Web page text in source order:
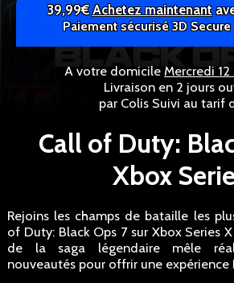
39,99€Achetez maintenant
Paiement sécurisé 3D Secure
A votre domicile Mercredi
Livraison en 2 jours
par Colis Suivi au tarif
Call of Duty:
Xbox
Rejoins les champs de bataille les
of Duty: Black Ops 7 sur Xbox Series
de la saga légendaire mêle
nouveautés pour offrir une expérience